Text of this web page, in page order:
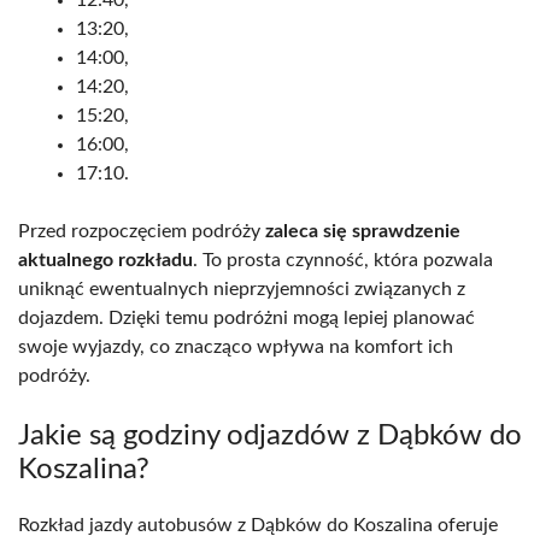
13:20,
14:00,
14:20,
15:20,
16:00,
17:10.
Przed rozpoczęciem podróży zaleca się sprawdzenie
aktualnego rozkładu. To prosta czynność, która pozwala
uniknąć ewentualnych nieprzyjemności związanych z
dojazdem. Dzięki temu podróżni mogą lepiej planować
swoje wyjazdy, co znacząco wpływa na komfort ich
podróży.
Jakie są godziny odjazdów z Dąbków do
Koszalina?
Rozkład jazdy autobusów z Dąbków do Koszalina oferuje